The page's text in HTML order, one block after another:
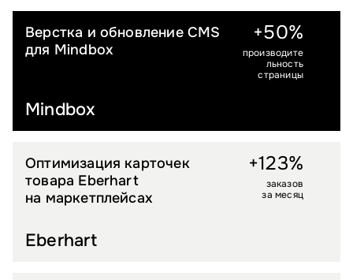
B2B
Mindbox
Верстка и обновление CMS
для Mindbox
+50%
производите
льность
страницы
LIFESTYLE
Eberhart
Оптимизация карточек
товара Eberhart
на маркетплейсах
+123%
заказов
за месяц